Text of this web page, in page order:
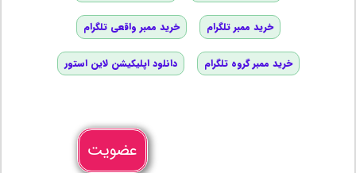
خرید ممبر تلگرام خرید ممبر واقعی تلگرام
خرید ممبر گروه تلگرام دانلود اپلیکیشن لاین استور
عضویت